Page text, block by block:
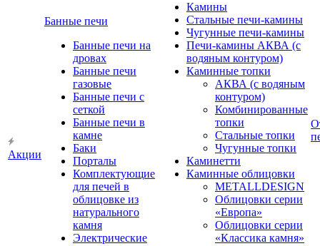
Акции
Банные печи
Банные печи на
дровах
Банные печи
газовые
Банные печи с
сеткой
Банные печи в
камне
Баки
Порталы
Комплектующие
для печей в
облицовке из
натурального
камня
Электрические
Камины
Стальные печи-камины
Чугунные печи-камины
Печи-камины АКВА (с
водяным контуром)
Каминные топки
АКВА (с водяным
контуром)
Комбинированные
топки
Стальные топки
Чугунные топки
Каминетти
Каминные облицовки
METALLDESIGN
Облицовки серии
«Европа»
Облицовки серии
«Классика камня»